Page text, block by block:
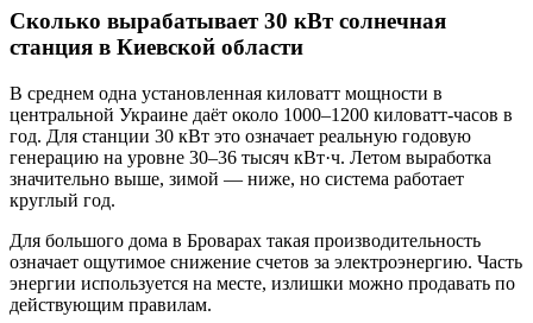
Сколько вырабатывает 30 кВт солнечная
станция в Киевской области
В среднем одна установленная киловатт мощности в
центральной Украине даёт около 1000–1200 киловатт-часов в
год. Для станции 30 кВт это означает реальную годовую
генерацию на уровне 30–36 тысяч кВт·ч. Летом выработка
значительно выше, зимой — ниже, но система работает
круглый год.
Для большого дома в Броварах такая производительность
означает ощутимое снижение счетов за электроэнергию. Часть
энергии используется на месте, излишки можно продавать по
действующим правилам.